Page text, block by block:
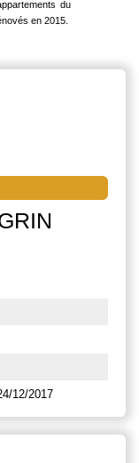
du
en 2015.
le fleuve et à
la Résidence
du
en 2015.
12/2017